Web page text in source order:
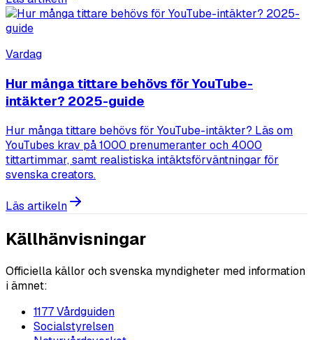
Vardag
Hur många tittare behövs för YouTube-
intäkter? 2025-guide
Hur många tittare behövs för YouTube-intäkter? Läs om
YouTubes krav på 1000 prenumeranter och 4000
tittartimmar, samt realistiska intäktsförväntningar för
svenska creators.
Läs artikeln
Källhänvisningar
Officiella källor och svenska myndigheter med information
i ämnet:
1177 Vårdguiden
Socialstyrelsen